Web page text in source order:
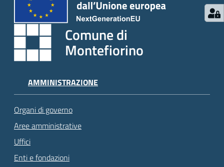
Comune di
Montefiorino
AMMINISTRAZIONE
Organi di governo
Aree amministrative
Uffici
Enti e fondazioni